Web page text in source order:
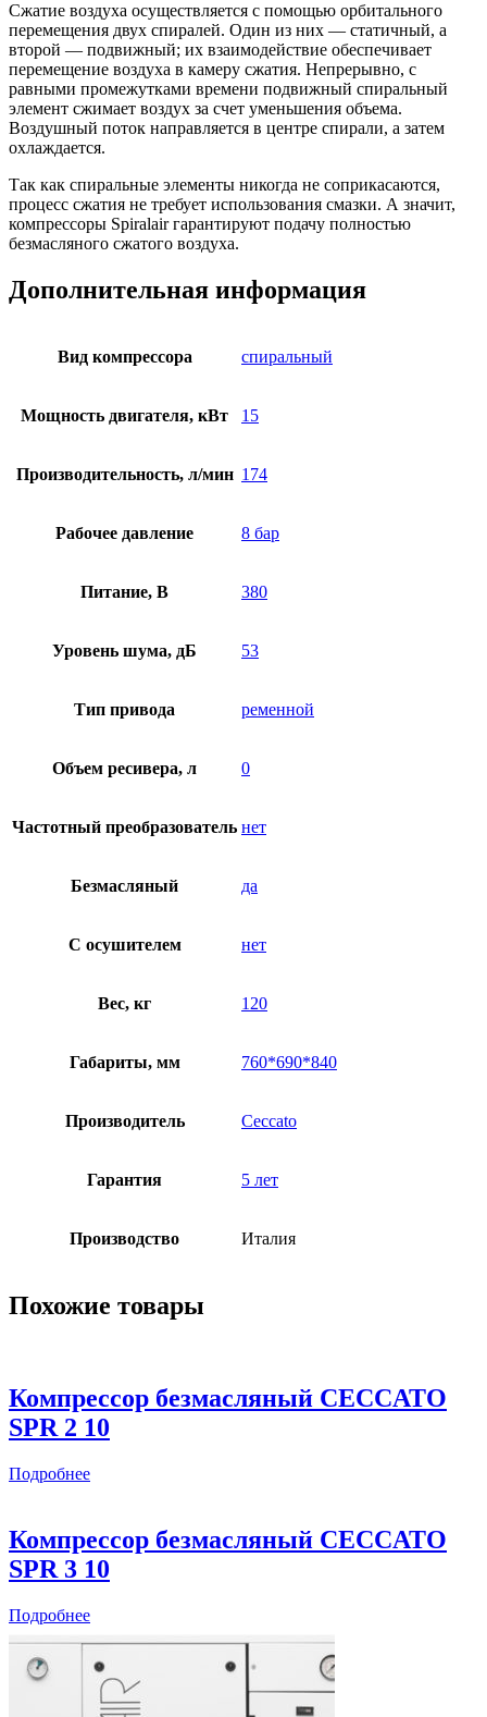
Сжатие воздуха осуществляется с помощью орбитального
перемещения двух спиралей. Один из них — статичный, а
второй — подвижный; их взаимодействие обеспечивает
перемещение воздуха в камеру сжатия. Непрерывно, с
равными промежутками времени подвижный спиральный
элемент сжимает воздух за счет уменьшения объема.
Воздушный поток направляется в центре спирали, а затем
охлаждается.
Так как спиральные элементы никогда не соприкасаются,
процесс сжатия не требует использования смазки. А значит,
компрессоры Spiralair гарантируют подачу полностью
безмасляного сжатого воздуха.
Дополнительная информация
Вид компрессора спиральный
Мощность двигателя, кВт 15
Производительность, л/мин 174
Рабочее давление 8 бар
Питание, В 380
Уровень шума, дБ 53
Тип привода ременной
Объем ресивера, л 0
Частотный преобразователь нет
Безмасляный да
C осушителем нет
Вес, кг 120
Габариты, мм 760*690*840
Производитель Ceccato
Гарантия 5 лет
Производство Италия
Похожие товары
Компрессор безмасляный CECCATO
SPR 2 10
Подробнее
Компрессор безмасляный CECCATO
SPR 3 10
Подробнее